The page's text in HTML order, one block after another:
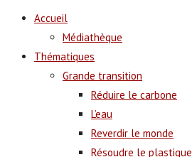
Accueil
Médiathèque
Thématiques
Grande transition
Réduire le carbone
L’eau
Reverdir le monde
Résoudre le plastique